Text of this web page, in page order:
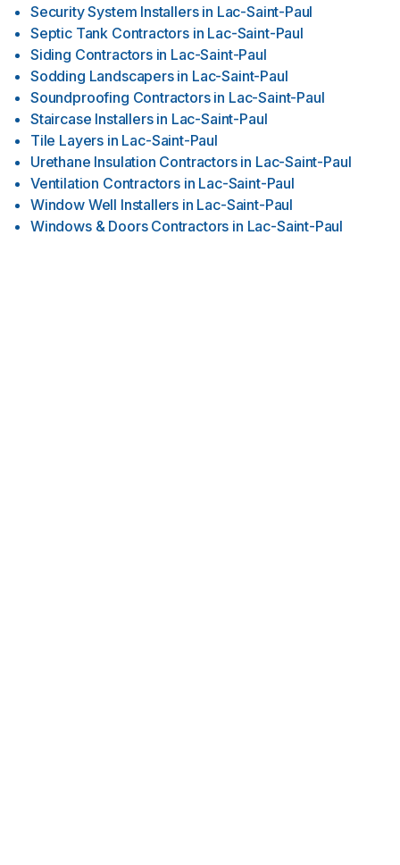
Security System Installers in Lac-Saint-Paul
Septic Tank Contractors in Lac-Saint-Paul
Siding Contractors in Lac-Saint-Paul
Sodding Landscapers in Lac-Saint-Paul
Soundproofing Contractors in Lac-Saint-Paul
Staircase Installers in Lac-Saint-Paul
Tile Layers in Lac-Saint-Paul
Urethane Insulation Contractors in Lac-Saint-Paul
Ventilation Contractors in Lac-Saint-Paul
Window Well Installers in Lac-Saint-Paul
Windows & Doors Contractors in Lac-Saint-Paul